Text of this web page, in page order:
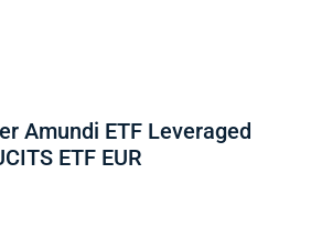
Amundi ETF Leveraged
ETF EUR